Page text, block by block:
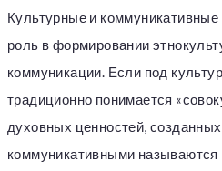
Культурные и
роль в формировании
коммуникации. Если под
традиционно понимается
духовных ценностей,
коммуникативными